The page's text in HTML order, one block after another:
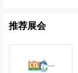
推荐展会